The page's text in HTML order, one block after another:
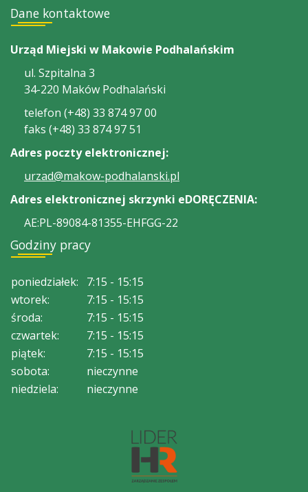
Dane kontaktowe
Urząd Miejski w Makowie Podhalańskim
ul. Szpitalna 3
34-220 Maków Podhalański
telefon (+48) 33 874 97 00
faks (+48) 33 874 97 51
Adres poczty elektronicznej:
urzad@makow-podhalanski.pl
Adres elektronicznej skrzynki eDORĘCZENIA:
AE:PL-89084-81355-EHFGG-22
Godziny pracy
poniedziałek:
7:15 - 15:15
wtorek:
7:15 - 15:15
środa:
7:15 - 15:15
czwartek:
7:15 - 15:15
piątek:
7:15 - 15:15
sobota:
nieczynne
niedziela:
nieczynne